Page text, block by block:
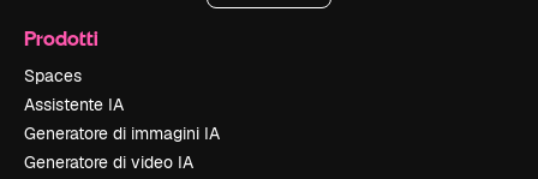
Prodotti
Spaces
Assistente IA
Generatore di immagini IA
Generatore di video IA